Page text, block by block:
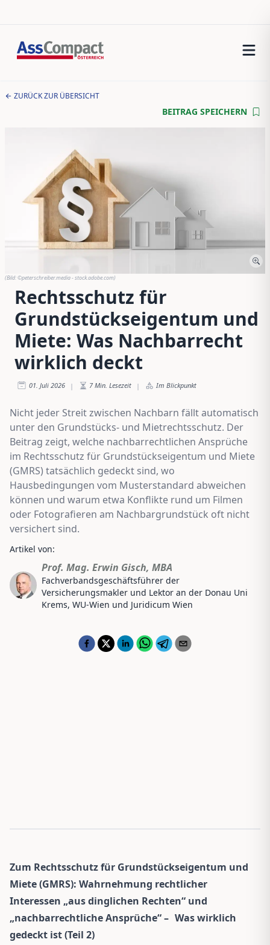
ZURÜCK ZUR ÜBERSICHT
BEITRAG SPEICHERN
(Bild:©peterschreiber.media - stock.adobe.com)
Rechtsschutz für
Grundstückseigentum und
Miete: Was Nachbarrecht
wirklich deckt
01. Juli 2026 | 7 Min. Lesezeit | Im Blickpunkt
Nicht jeder Streit zwischen Nachbarn fällt automatisch
unter den Grundstücks- und Mietrechtsschutz. Der
Beitrag zeigt, welche nachbarrechtlichen Ansprüche
im Rechtsschutz für Grundstückseigentum und Miete
(GMRS) tatsächlich gedeckt sind, wo
Hausbedingungen vom Musterstandard abweichen
können und warum etwa Konflikte rund um Filmen
oder Fotografieren am Nachbargrundstück oft nicht
versichert sind.
Artikel von:
Prof. Mag. Erwin Gisch, MBA
Fachverbandsgeschäftsführer der
Versicherungsmakler und Lektor an der Donau Uni
Krems, WU-Wien und Juridicum Wien
Zum Rechtsschutz für Grundstückseigentum und
Miete (GMRS): Wahrnehmung rechtlicher
Interessen „aus dinglichen Rechten“ und
„nachbarrechtliche Ansprüche“ – Was wirklich
gedeckt ist (Teil 2)